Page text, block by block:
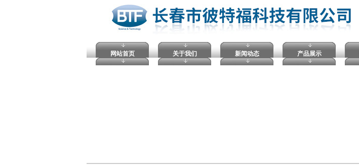
网站首页 关于我们 新闻动态 产品展示